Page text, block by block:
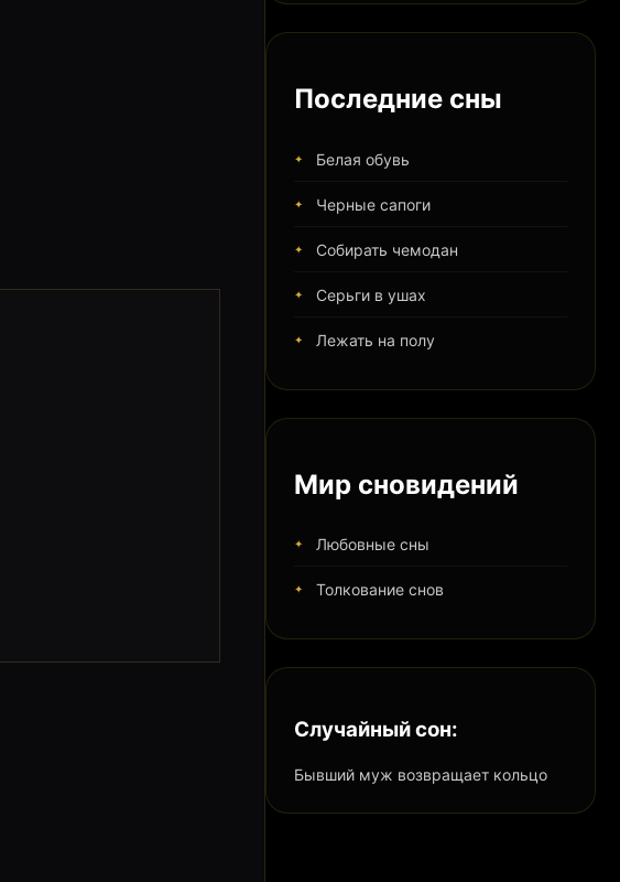
Последние сны
Белая обувь
Черные сапоги
Собирать чемодан
Серьги в ушах
Лежать на полу
Мир сновидений
Любовные сны
Толкование снов
Случайный сон:
Бывший муж возвращает кольцо